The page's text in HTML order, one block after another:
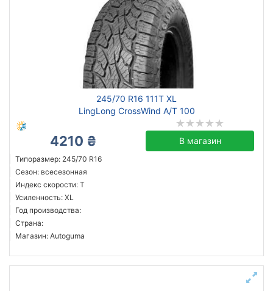
245/70 R16 111T XL
LingLong CrossWind A/T 100
4210 ₴ В магазин
Типоразмер: 245/70 R16
Сезон: всесезонная
Индекс скорости: T
Усиленность: XL
Год производства:
Страна:
Магазин: Autoguma